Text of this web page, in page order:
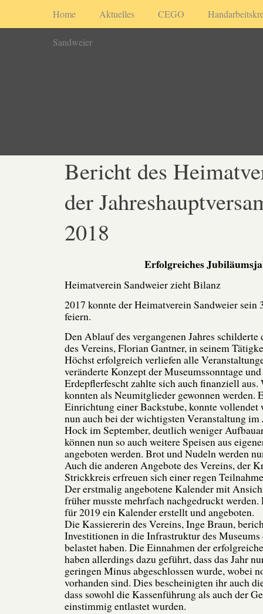
Home Aktuelles CEGO
Sandweier
Bericht des
der
2018
Erfolgreiches
Heimatverein Sandweier zieht Bilanz
2017 konnte der Heimatverein Sandweier sein
feiern.
Den Ablauf des vergangenen Jahres schilderte
des Vereins, Florian Gantner, in seinem
Höchst erfolgreich verliefen alle
veränderte Konzept der Museumssonntage
Erdepflerfescht zahlte sich auch finanziell
konnten als Neumitglieder gewonnen werden.
Einrichtung einer Backstube, konnte vollendet
nun auch bei der wichtigsten Veranstaltung im
Hock im September, deutlich weniger
können nun so auch weitere Speisen aus
angeboten werden. Brot und Nudeln werden
Auch die anderen Angebote des Vereins, der
Strickkreis erfreuen sich einer regen
Der erstmalig angebotene Kalender mit
früher musste mehrfach nachgedruckt werden.
für 2019 ein Kalender erstellt und angeboten.
Die Kassiererin des Vereins, Inge Braun,
Investitionen in die Infrastruktur des Museums
belastet haben. Die Einnahmen der
haben allerdings dazu geführt, dass das Jahr
geringen Minus abgeschlossen wurde, wobei
vorhanden sind. Dies bescheinigten ihr auch
dass sowohl die Kassenführung als auch der
einstimmig entlastet wurden.